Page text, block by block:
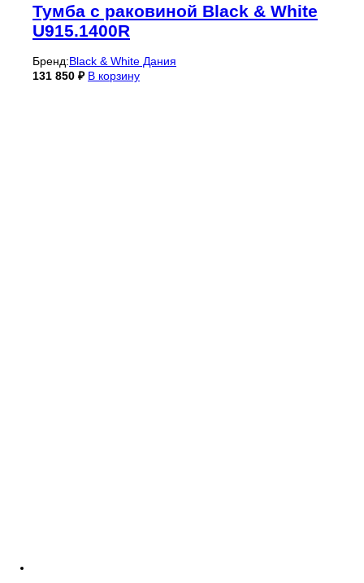
Тумба с раковиной Black & White
U915.1400R
Бренд:Black & White Дания
131 850 ₽ В корзину